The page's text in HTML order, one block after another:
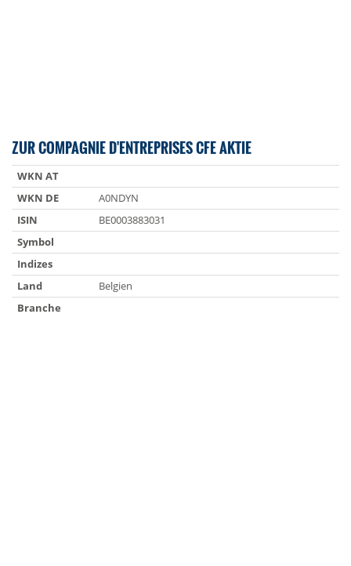
ZUR COMPAGNIE D'ENTREPRISES CFE AKTIE
WKN AT
WKN DE
A0NDYN
ISIN
BE0003883031
Symbol
Indizes
Land
Belgien
Branche